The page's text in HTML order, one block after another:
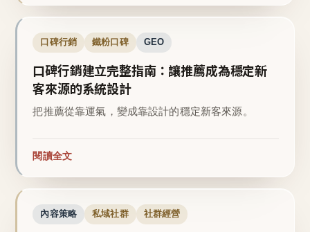
口碑行銷 鐵粉口碑 GEO
口碑行銷建立完整指南：讓推薦成為穩定新
客來源的系統設計
把推薦從靠運氣，變成靠設計的穩定新客來源。
閱讀全文
內容策略 私域社群 社群經營